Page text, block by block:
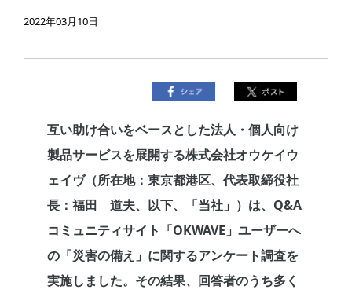
2022年03月10日
互い助け合いをベースとした法人・個人向け
製品サービスを展開する株式会社オウケイウ
ェイヴ（所在地：東京都港区、代表取締役社
長：福田 道夫、以下、「当社」）は、Q&A
コミュニティサイト「OKWAVE」ユーザーへ
の「災害の備え」に関するアンケート調査を
実施しました。その結果、回答者のうち多く